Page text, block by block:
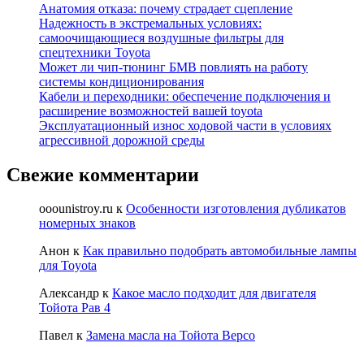
Анатомия отказа: почему страдает сцепление
Надежность в экстремальных условиях:
самоочищающиеся воздушные фильтры для
спецтехники Toyota
Может ли чип-тюнинг БМВ повлиять на работу
системы кондиционирования
Кабели и переходники: обеспечение подключения и
расширение возможностей вашей toyota
Эксплуатационный износ ходовой части в условиях
агрессивной дорожной среды
Свежие комментарии
ooounistroy.ru к Особенности изготовления дубликатов
номерных знаков
Анон к Как правильно подобрать автомобильные лампы
для Toyota
Александр к Какое масло подходит для двигателя
Тойота Рав 4
Павел к Замена масла на Тойота Версо